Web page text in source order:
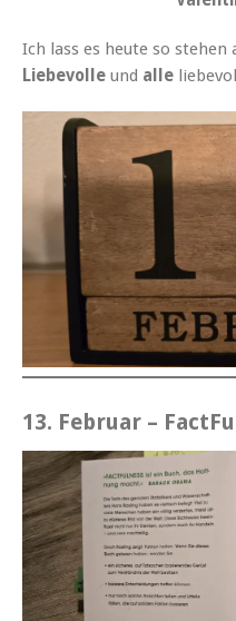
Ich lass es heute so stehen
Liebevolle und alle
13. Februar –